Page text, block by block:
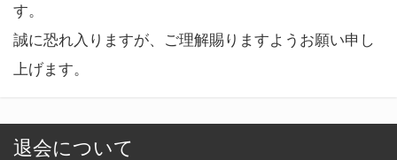
す。
誠に恐れ入りますが、ご理解賜りますようお願い申し
上げます。
退会について